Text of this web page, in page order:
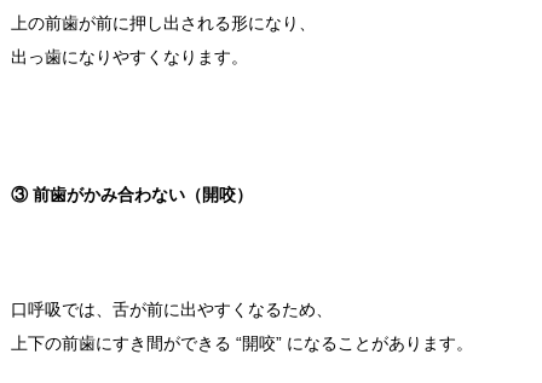
上の前歯が前に押し出される形になり、
出っ歯になりやすくなります。
③ 前歯がかみ合わない（開咬）
口呼吸では、舌が前に出やすくなるため、
上下の前歯にすき間ができる “開咬” になることがあります。